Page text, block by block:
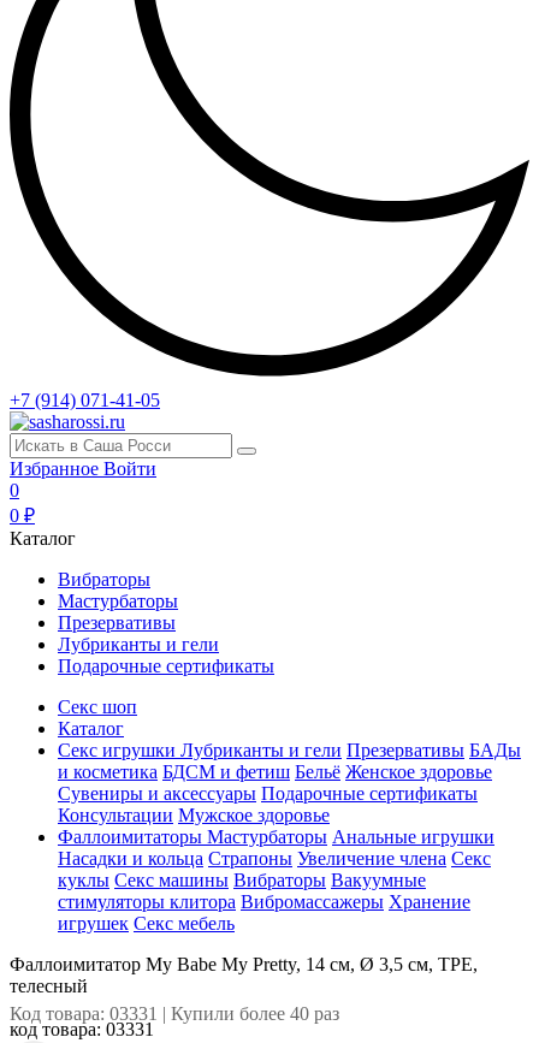
+7 (914) 071-41-05
Избранное Войти
0
0 ₽
Каталог
Вибраторы
Мастурбаторы
Презервативы
Лубриканты и гели
Подарочные сертификаты
Секс шоп
Каталог
Секс игрушки Лубриканты и гели Презервативы БАДы
и косметика БДСМ и фетиш Бельё Женское здоровье
Сувениры и аксессуары Подарочные сертификаты
Консультации Мужское здоровье
Фаллоимитаторы Мастурбаторы Анальные игрушки
Насадки и кольца Страпоны Увеличение члена Секс
куклы Секс машины Вибраторы Вакуумные
стимуляторы клитора Вибромассажеры Хранение
игрушек Секс мебель
Фаллоимитатор My Babe My Pretty, 14 см, Ø 3,5 см, TPE,
телесный
Код товара: 03331 | Купили более 40 раз
код товара: 03331